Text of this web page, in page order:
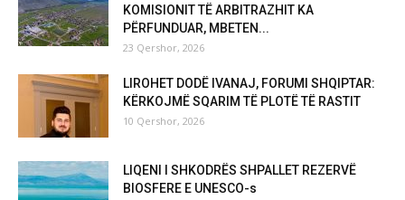
KOMISIONIT TË ARBITRAZHIT KA
PËRFUNDUAR, MBETEN...
23 Qershor, 2026
LIROHET DODË IVANAJ, FORUMI SHQIPTAR:
KËRKOJMË SQARIM TË PLOTË TË RASTIT
10 Qershor, 2026
LIQENI I SHKODRËS SHPALLET REZERVË
BIOSFERE E UNESCO-s